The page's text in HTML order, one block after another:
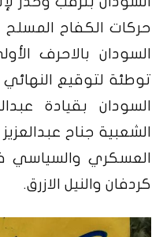
حركات الكفاح
السودان بالاحرف
توطئة لتوقيع
السودان بقيادة
الشعبية جناح
العسكري والسياسي
كردفان والنيل الازرق.